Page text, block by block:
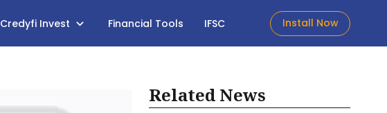
Credyfi Invest Financial Tools IFSC Install Now
Related News